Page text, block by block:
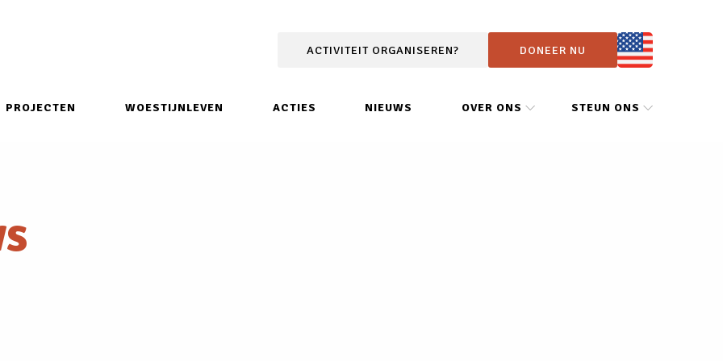
ACTIVITEIT ORGANISEREN? DONEER NU
PROJECTEN WOESTIJNLEVEN ACTIES NIEUWS OVER ONS STEUN ONS